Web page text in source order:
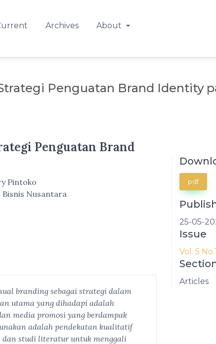
Archives About
Penguatan Brand Identity
Penguatan Brand
Pintoko
Nusantara
branding sebagai strategi dalam
utama yang dihadapi adalah
media promosi yang berdampak
adalah pendekatan kualitatif
dan studi literatur untuk menggali
pdf
25-05-
Issue
Vol. 5
Articles